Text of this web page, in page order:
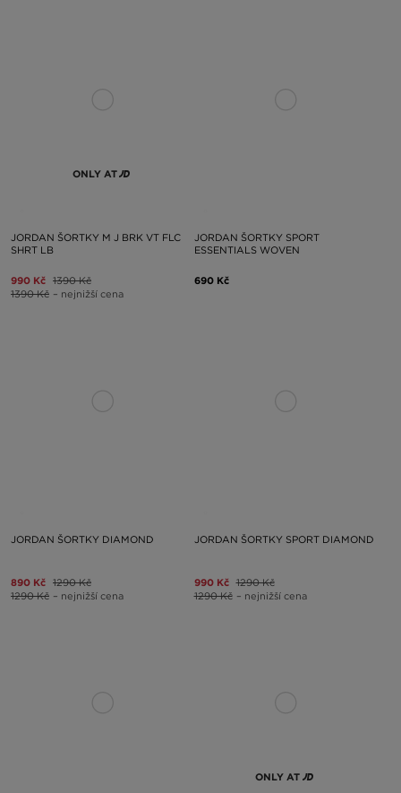
ONLY AT
JORDAN ŠORTKY M J BRK VT FLC
SHRT LB
990 Kč 1390 Kč
1390 Kč – nejnižší cena
JORDAN ŠORTKY SPORT
ESSENTIALS WOVEN
690 Kč
JORDAN ŠORTKY DIAMOND
890 Kč 1290 Kč
1290 Kč – nejnižší cena
JORDAN ŠORTKY SPORT DIAMOND
990 Kč 1290 Kč
1290 Kč – nejnižší cena
ONLY AT